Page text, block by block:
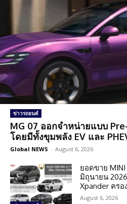
ข่าวรถยนต์
MG 07 ออกจำหน่ายแบบ
โดยมีทั้งขุมพลัง EV และ
Global NEWS - August 6, 2026
ยอดขาย
มิถุนายน
Xpander คร
August 6, 2026